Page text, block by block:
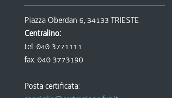
Piazza Oberdan 6, 34133 TRIESTE
Centralino:
tel. 040 3771111
fax. 040 3773190
Posta certificata: